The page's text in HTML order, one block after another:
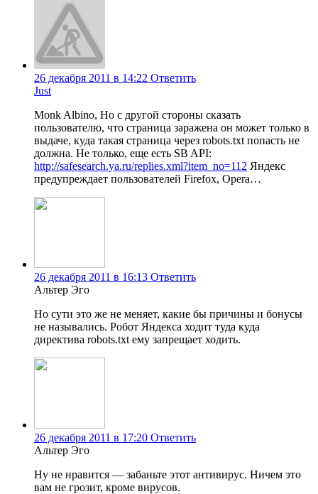
26 декабря 2011 в 14:22 Ответить
Just
Monk Albino, Но с другой стороны сказать
пользователю, что страница заражена он может только в
выдаче, куда такая страница через robots.txt попасть не
должна. Не только, еще есть SB API:
http://safesearch.ya.ru/replies.xml?item_no=112 Яндекс
предупреждает пользователей Firefox, Opera…
26 декабря 2011 в 16:13 Ответить
Альтер Эго
Но сути это же не меняет, какие бы причины и бонусы
не назывались. Робот Яндекса ходит туда куда
директива robots.txt ему запрещает ходить.
26 декабря 2011 в 17:20 Ответить
Альтер Эго
Ну не нравится — забаньте этот антивирус. Ничем это
вам не грозит, кроме вирусов.